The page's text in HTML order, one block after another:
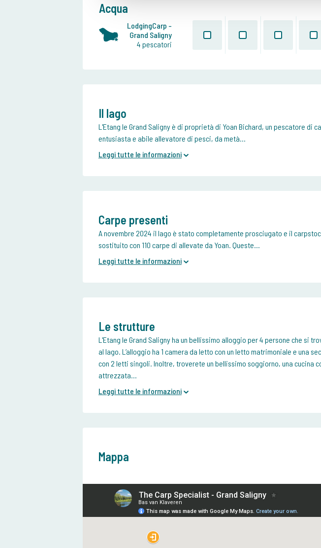
Acqua
LodgingCarp -
Grand Saligny
4 pescatori
Il lago
L'Etang le Grand Saligny è di proprietà di Yoan Bichard, un pescatore di
entusiasta e abile allevatore di pesci, da metà...
Leggi tutte le informazioni
Carpe presenti
A novembre 2024 il lago è stato completamente prosciugato e il
sostituito con 110 carpe di allevate da Yoan. Queste...
Leggi tutte le informazioni
Le strutture
L'Etang le Grand Saligny ha un bellissimo alloggio per 4 persone che si
al lago. L’alloggio ha 1 camera da letto con un letto matrimoniale e una
con 2 letti singoli. Inoltre, troverete un bellissimo soggiorno, una cucina
attrezzata...
Leggi tutte le informazioni
Mappa